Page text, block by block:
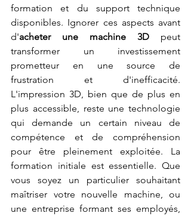
formation et du support technique
disponibles. Ignorer ces aspects avant
d'acheter une machine 3D peut
transformer un investissement
prometteur en une source de
frustration et d'inefficacité.
L'impression 3D, bien que de plus en
plus accessible, reste une technologie
qui demande un certain niveau de
compétence et de compréhension
pour être pleinement exploitée. La
formation initiale est essentielle. Que
vous soyez un particulier souhaitant
maîtriser votre nouvelle machine, ou
une entreprise formant ses employés,